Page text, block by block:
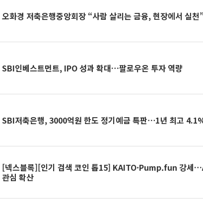
오화경 저축은행중앙회장 “사람 살리는 금융, 현장에서 실천
SBI인베스트먼트, IPO 성과 확대…팔로우온 투자 역량
SBI저축은행, 3000억원 한도 정기예금 특판⋯1년 최고
[넥스블록][인기 검색 코인 톱15] KAITO·Pump.fun 강세
관심 확산